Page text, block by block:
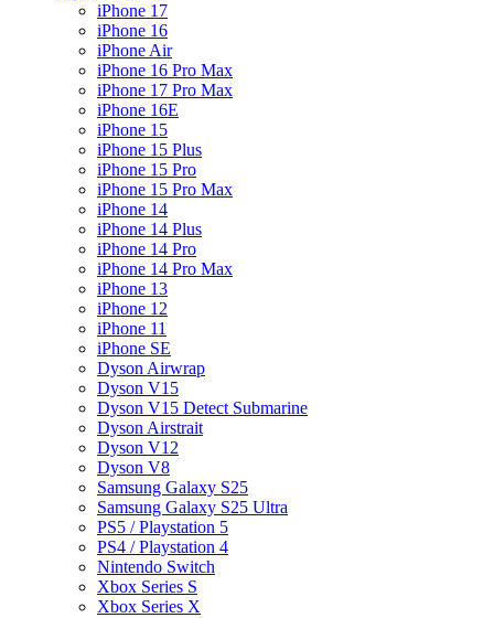
iPhone 17
iPhone 16
iPhone Air
iPhone 16 Pro Max
iPhone 17 Pro Max
iPhone 16E
iPhone 15
iPhone 15 Plus
iPhone 15 Pro
iPhone 15 Pro Max
iPhone 14
iPhone 14 Plus
iPhone 14 Pro
iPhone 14 Pro Max
iPhone 13
iPhone 12
iPhone 11
iPhone SE
Dyson Airwrap
Dyson V15
Dyson V15 Detect Submarine
Dyson Airstrait
Dyson V12
Dyson V8
Samsung Galaxy S25
Samsung Galaxy S25 Ultra
PS5 / Playstation 5
PS4 / Playstation 4
Nintendo Switch
Xbox Series S
Xbox Series X